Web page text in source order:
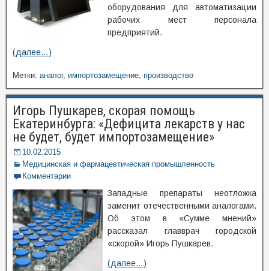
оборудования для автоматизации
рабочих мест персонала
предприятий.
(далее…)
Метки: аналог, импортозамещение, производство
Игорь Пушкарев, скорая помощь
Екатеринбурга: «Дефицита лекарств у нас
не будет, будет импортозамещение»
10.02.2015
Медицинская и фармацевтическая промышленность
Комментарии
Западные препараты неотложка
заменит отечественными аналогами.
Об этом в «Сумме мнений»
рассказал главврач городской
«скорой» Игорь Пушкарев.
(далее…)